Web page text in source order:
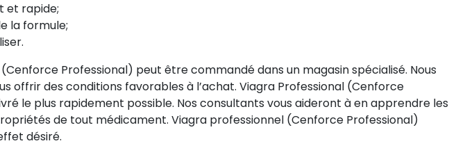
et rapide;
la formule;
Professional) peut être commandé dans un magasin spécialisé. Nous
offrir des conditions favorables à l’achat. Viagra Professional (Cenforce
le plus rapidement possible. Nos consultants vous aideront à en apprendre les
de tout médicament. Viagra professionnel (Cenforce Professional)
désiré.